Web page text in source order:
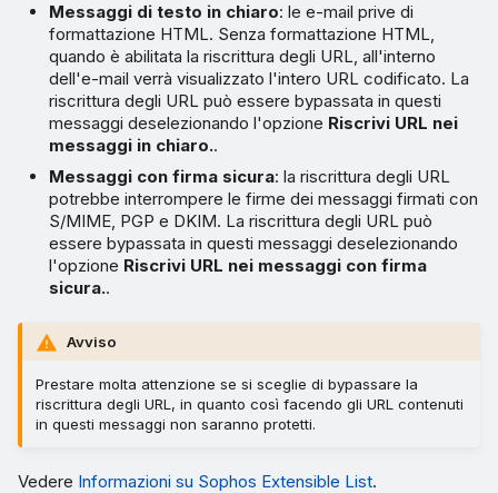
Messaggi di testo in chiaro: le e-mail prive di
formattazione HTML. Senza formattazione HTML,
quando è abilitata la riscrittura degli URL, all'interno
dell'e-mail verrà visualizzato l'intero URL codificato. La
riscrittura degli URL può essere bypassata in questi
messaggi deselezionando l'opzione Riscrivi URL nei
messaggi in chiaro..
Messaggi con firma sicura: la riscrittura degli URL
potrebbe interrompere le firme dei messaggi firmati con
S/MIME, PGP e DKIM. La riscrittura degli URL può
essere bypassata in questi messaggi deselezionando
l'opzione Riscrivi URL nei messaggi con firma
sicura..
Avviso
Prestare molta attenzione se si sceglie di bypassare la
riscrittura degli URL, in quanto così facendo gli URL contenuti
in questi messaggi non saranno protetti.
Vedere Informazioni su Sophos Extensible List.